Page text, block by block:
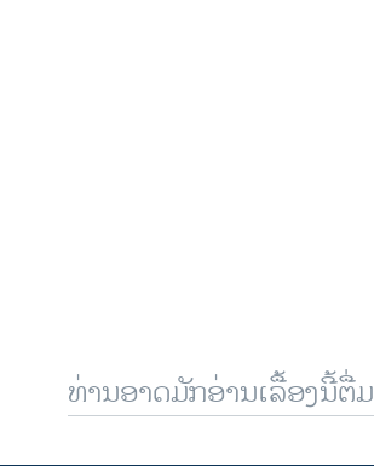
ທ່ານອາດມັກອ່ານເລື້ອງນີ້ຕື່ມ